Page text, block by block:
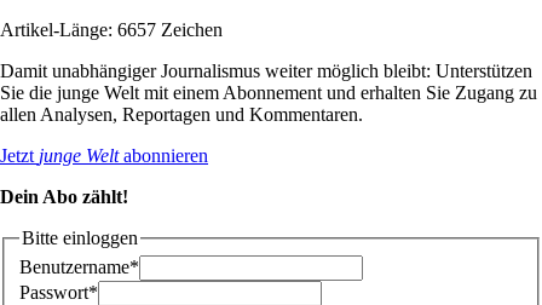
Artikel-Länge: 6657 Zeichen
Damit unabhängiger Journalismus weiter möglich bleibt: Unterstützen
Sie die junge Welt mit einem Abonnement und erhalten Sie Zugang zu
allen Analysen, Reportagen und Kommentaren.
Jetzt junge Weltabonnieren
Dein Abo zählt!
Bitte einloggen
Benutzername*
Passwort*